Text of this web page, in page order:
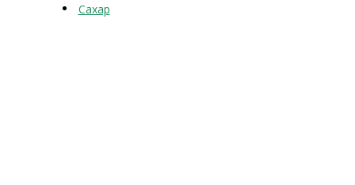
Сахар